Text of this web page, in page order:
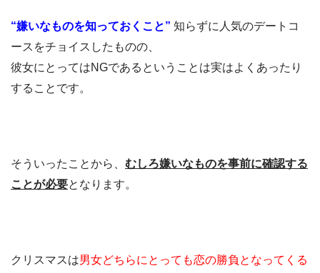
“嫌いなものを知っておくこと” 知らずに人気のデートコ
ースをチョイスしたものの、
彼女にとってはNGであるということは実はよくあったり
することです。
そういったことから、 むしろ嫌いなものを事前に確認する
ことが必要となります。
クリスマスは男女どちらにとっても恋の勝負となってくる